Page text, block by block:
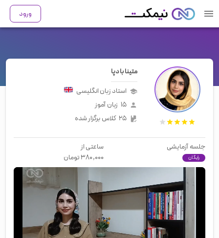
ورود
متینا بادپا
استاد زبانانگلیسی
۱۵ زبان آموز
۲۵ کلاس برگزار شده
جلسه آزمایشی
رایگان
ساعتی از
۳۸۰,۰۰۰تومان